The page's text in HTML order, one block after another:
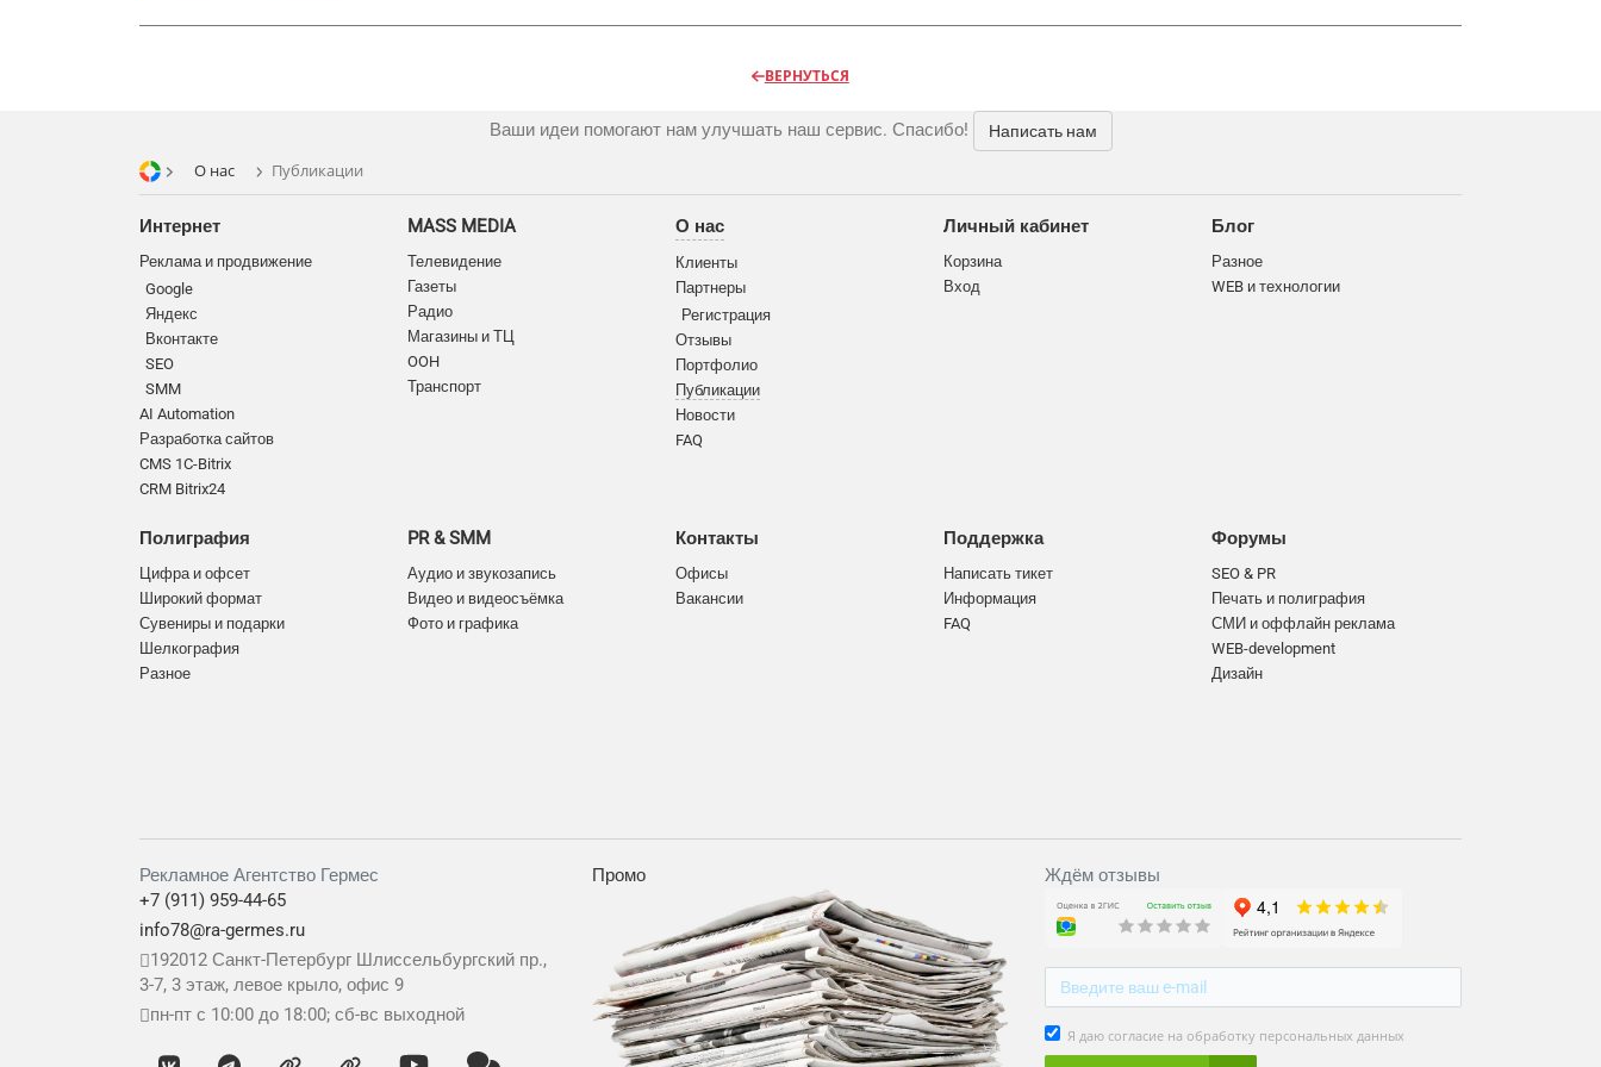
ВЕРНУТЬСЯ
Ваши идеи помогают нам улучшать наш сервис. Спасибо! Написать нам
О нас Публикации
Интернет
Реклама и продвижение
Google
Яндекс
Вконтакте
SEO
SMM
AI Automation
Разработка сайтов
CMS 1C-Bitrix
CRM Bitrix24
Полиграфия
Цифра и офсет
Широкий формат
Сувениры и подарки
Шелкография
Разное
MASS MEDIA
Телевидение
Газеты
Радио
Магазины и ТЦ
OOH
Транспорт
PR & SMM
Аудио и звукозапись
Видео и видеосъёмка
Фото и графика
О нас
Клиенты
Партнеры
Регистрация
Отзывы
Портфолио
Публикации
Новости
FAQ
Контакты
Офисы
Вакансии
Личный кабинет
Корзина
Вход
Поддержка
Написать тикет
Информация
FAQ
Блог
Разное
WEB и технологии
Форумы
SEO & PR
Печать и полиграфия
СМИ и оффлайн реклама
WEB-development
Дизайн
Рекламное Агентство Гермес
+7 (911) 959-44-65
info78@ra-germes.ru
192012 Санкт-Петербург Шлиссельбургский пр.,
3-7, 3 этаж, левое крыло, офис 9
пн-пт с 10:00 до 18:00; сб-вс выходной
Промо Ждём отзывы
Я даю согласие на обработку персональных данных